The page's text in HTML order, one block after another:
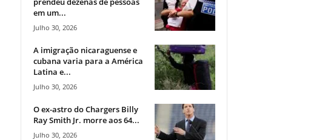
em um...
Julho 30, 2026
A imigração nicaraguense e
cubana varia para a América
Latina e...
Julho 30, 2026
O ex-astro do Chargers Billy
Ray Smith Jr. morre aos 64...
Julho 30, 2026